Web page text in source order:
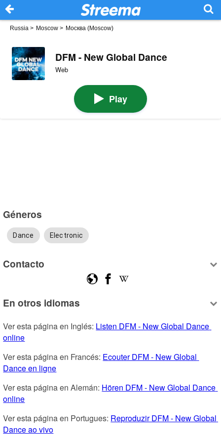
Russia > Moscow > Москва (Moscow)
DFM - New Global Dance
Web
Play
Géneros
Dance Electronic
Contacto
En otros idiomas
Ver esta página en Inglés: Listen DFM - New Global Dance
online
Ver esta página en Francés: Ecouter DFM - New Global
Dance en ligne
Ver esta página en Alemán: Hören DFM - New Global Dance
online
Ver esta página en Portugues: Reproduzir DFM - New Global
Dance ao vivo